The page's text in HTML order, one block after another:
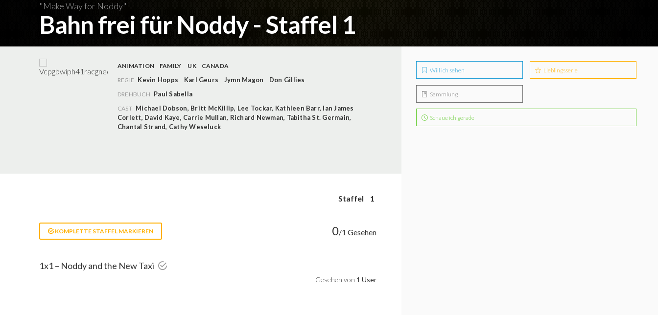
"Make Way for Noddy"
Bahn frei für Noddy - Staffel 1
ANIMATION FAMILY UK
CANADA
REGIE Kevin Hopps Karl Geurs Jymn Magon Don Gillies
DREHBUCH Paul Sabella
CAST Michael Dobson, Britt McKillip, Lee Tockar, Kathleen Barr, Ian James
Corlett, David Kaye, Carrie Mullan, Richard Newman, Tabitha St. Germain,
Chantal Strand, Cathy Weseluck
Staffel 1
KOMPLETTE STAFFEL MARKIEREN 0/1 Gesehen
1x1 – Noddy and the New Taxi
Gesehen von 1 User
Will ich sehen Lieblingsserie
Sammlung
Schaue ich gerade